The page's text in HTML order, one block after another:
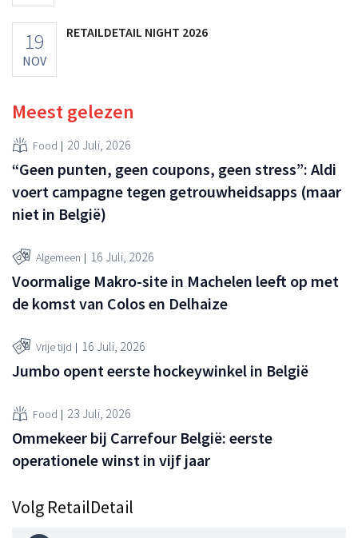
19
NOV
RETAILDETAIL NIGHT 2026
Meest gelezen
Food 20 Juli, 2026
“Geen punten, geen coupons, geen stress”: Aldi
voert campagne tegen getrouwheidsapps (maar
niet in België)
Algemeen 16 Juli, 2026
Voormalige Makro-site in Machelen leeft op met
de komst van Colos en Delhaize
Vrije tijd 16 Juli, 2026
Jumbo opent eerste hockeywinkel in België
Food 23 Juli, 2026
Ommekeer bij Carrefour België: eerste
operationele winst in vijf jaar
Volg RetailDetail